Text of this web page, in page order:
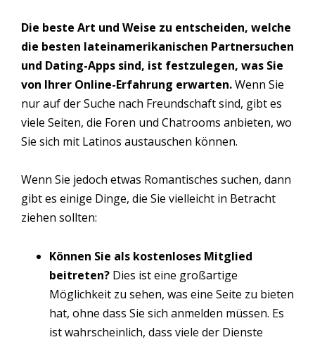
Die beste Art und Weise zu entscheiden, welche
die besten lateinamerikanischen Partnersuchen
und Dating-Apps sind, ist festzulegen, was Sie
von Ihrer Online-Erfahrung erwarten.Wenn Sie
nur auf der Suche nach Freundschaft sind, gibt es
viele Seiten, die Foren und Chatrooms anbieten, wo
Sie sich mit Latinos austauschen können.
Wenn Sie jedoch etwas Romantisches suchen, dann
gibt es einige Dinge, die Sie vielleicht in Betracht
ziehen sollten:
Können Sie als kostenloses Mitglied
beitreten? Dies ist eine großartige
Möglichkeit zu sehen, was eine Seite zu bieten
hat, ohne dass Sie sich anmelden müssen. Es
ist wahrscheinlich, dass viele der Dienste